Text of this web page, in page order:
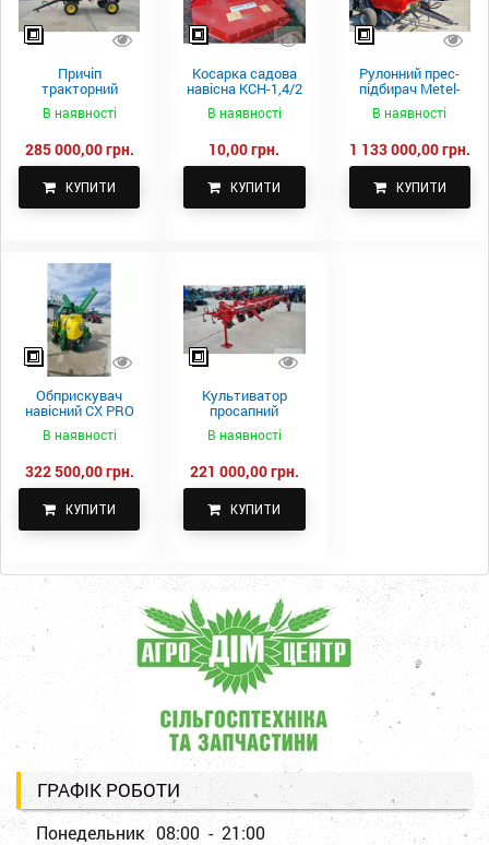
Причіп
тракторний
самоскидний
Spike 2 ПТС-4
В наявності
285 000,00 грн.
КУПИТИ
Косарка садова
навісна КСН-1,4/2
В наявності
10,00 грн.
КУПИТИ
Рулонний прес-
підбирач Metel-
Fach Z 587
В наявності
1 133 000,00 грн.
КУПИТИ
Обприскувач
навісний CX PRO
В наявності
322 500,00 грн.
КУПИТИ
Культиватор
просапний
КПН-5,6-05
В наявності
221 000,00 грн.
КУПИТИ
ГРАФІК РОБОТИ
Понедельник 08:00 - 21:00